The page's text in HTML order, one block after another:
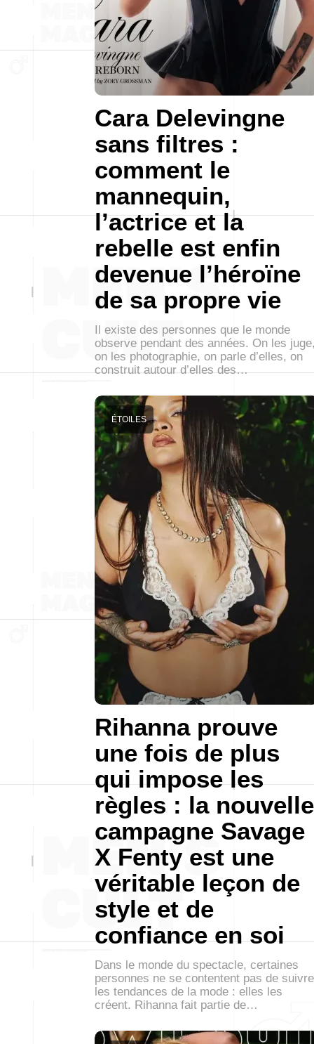
Cara Delevingne
sans filtres :
comment le
mannequin,
l’actrice et la
rebelle est enfin
devenue l’héroïne
de sa propre vie
Il existe des personnes que le monde
observe pendant des années. On les
on les photographie, on parle d’elles, on
construit autour d’elles des…
Rihanna prouve
une fois de plus
qui impose les
règles : la nouvelle
campagne Savage
X Fenty est une
véritable leçon de
style et de
confiance en soi
ÉTOILES
Dans le monde du spectacle, certaines
personnes ne se contentent pas de suivre
les tendances de la mode : elles les
créent. Rihanna fait partie de…